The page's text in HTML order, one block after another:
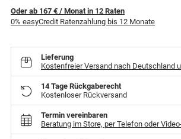
Oder ab 167 € / Monatin 12 Raten
0% easyCredit Ratenzahlung bis 12 Monate
Lieferung
Kostenfreier Versand nach Deutschland
14 Tage Rückgaberecht
Kostenloser Rückversand
Termin vereinbaren
Beratung im Store, per Telefon oder Video-